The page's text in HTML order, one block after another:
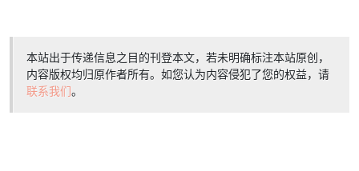
本站出于传递信息之目的刊登本文，若未明确标注本站原创，
内容版权均归原作者所有。如您认为内容侵犯了您的权益，请
联系我们。